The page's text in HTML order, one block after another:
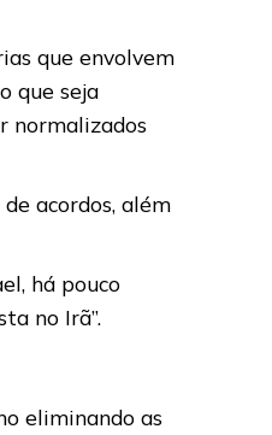
que envolvem
que seja
normalizados
acordos, além
há pouco
no Irã”.
eliminando as